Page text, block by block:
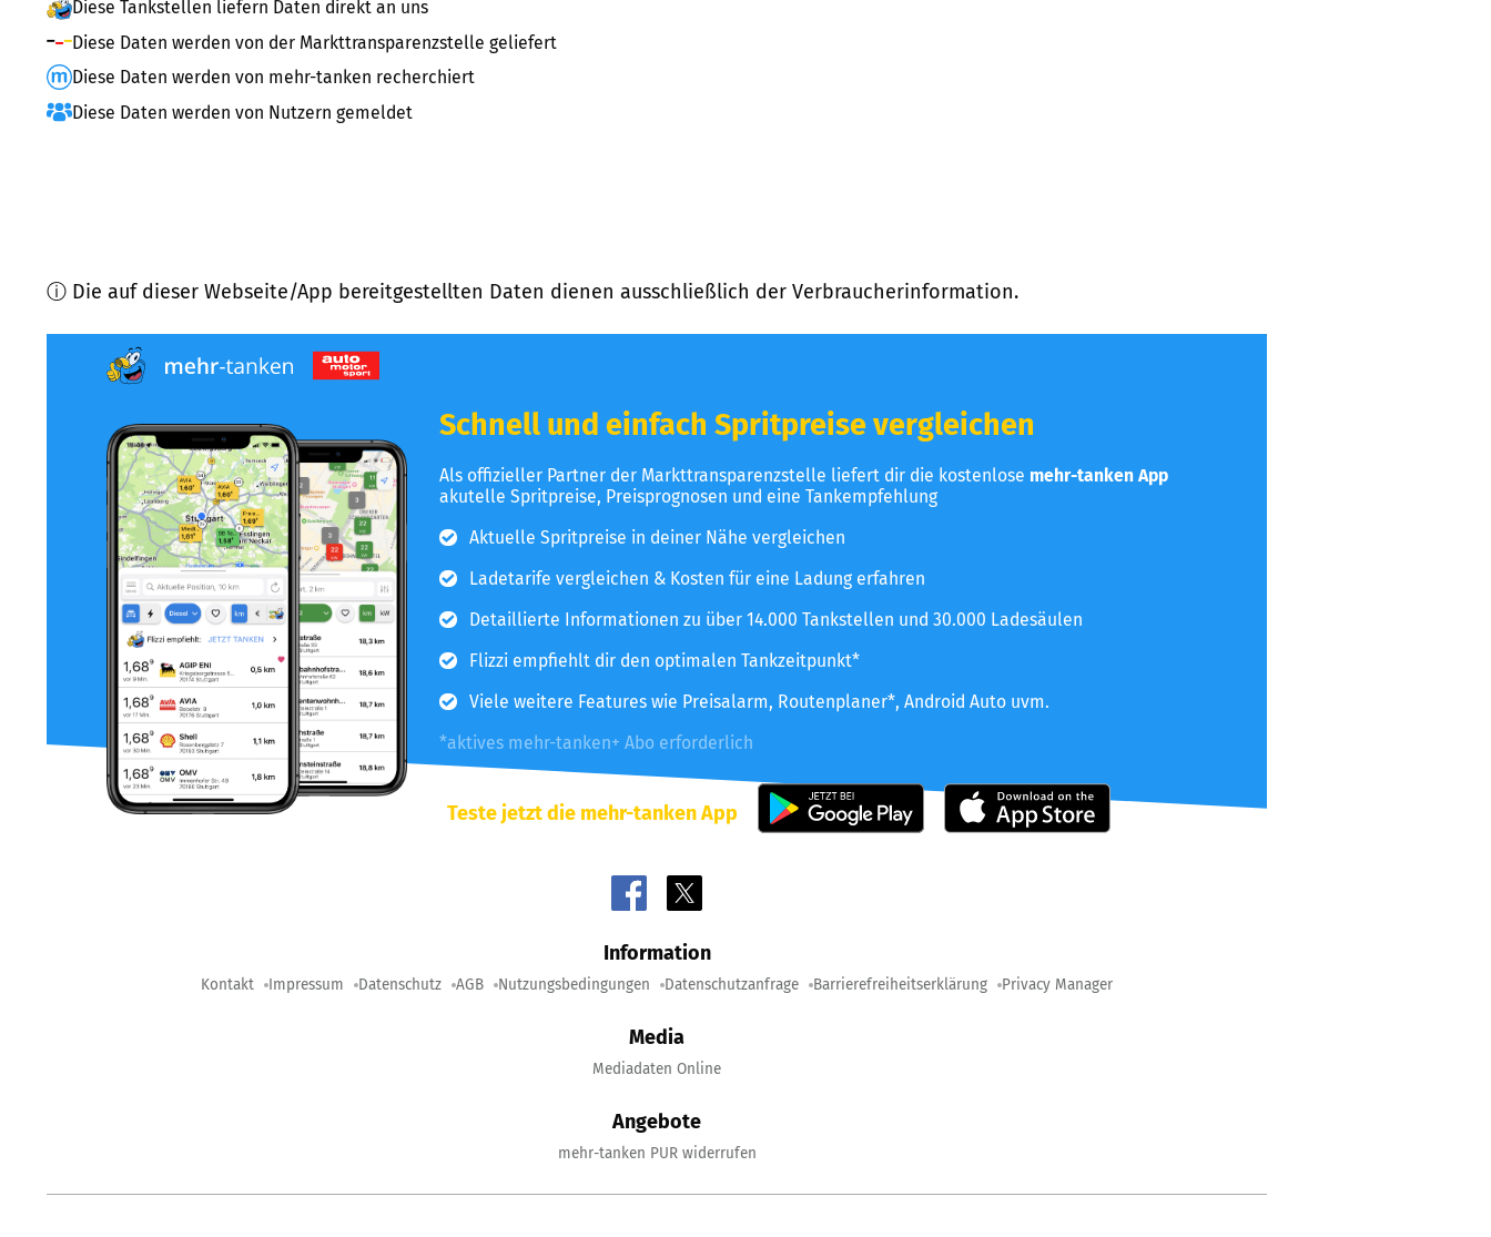
Diese Tankstellen liefern Daten direkt an uns
Diese Daten werden von der Markttransparenzstelle geliefert
Diese Daten werden von mehr-tanken recherchiert
Diese Daten werden von Nutzern gemeldet
ⓘ Die auf dieser Webseite/App bereitgestellten Daten dienen ausschließlich der Verbraucherinformation.
Schnell und einfach Spritpreise vergleichen
Als offizieller Partner der Markttransparenzstelle liefert dir die kostenlose mehr-tanken App
akutelle Spritpreise, Preisprognosen und eine Tankempfehlung
Aktuelle Spritpreise in deiner Nähe vergleichen
Ladetarife vergleichen & Kosten für eine Ladung erfahren
Detaillierte Informationen zu über 14.000 Tankstellen und 30.000 Ladesäulen
Flizzi empfiehlt dir den optimalen Tankzeitpunkt*
Viele weitere Features wie Preisalarm, Routenplaner*, Android Auto uvm.
*aktives mehr-tanken+ Abo erforderlich
Teste jetzt die mehr-tanken App
Information
Kontakt Impressum Datenschutz AGB Nutzungsbedingungen Datenschutzanfrage Barrierefreiheitserklärung Privacy Manager
Media
Mediadaten Online
Angebote
mehr-tanken PUR widerrufen